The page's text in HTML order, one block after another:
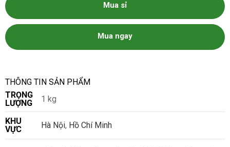
Mua sỉ
Mua ngay
THÔNG TIN SẢN PHẨM
TRỌNG
LƯỢNG
1 kg
KHU
VỰC
Hà Nội, Hồ Chí Minh